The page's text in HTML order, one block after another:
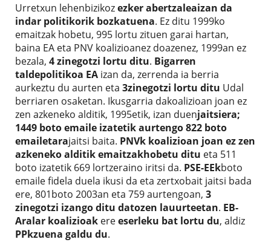
Urretxun lehenbizikozezker abertzaleaizan da
indar politikorik bozkatuena. Ez ditu 1999ko
emaitzak hobetu, 995 lortu zituen garai hartan,
baina EA eta PNV koalizioanez doazenez, 1999an ez
bezala, 4 zinegotzi lortu ditu. Bigarren
taldepolitikoa EAizan da, zerrenda ia berria
aurkeztu du aurten eta 3zinegotzi lortu ditu Udal
berriaren osaketan. Ikusgarria dakoalizioan joan ez
zen azkeneko alditik, 1995etik, izan duenjaitsiera;
1449 boto emaile izatetik aurtengo 822 boto
emailetarajaitsi baita. PNVk koalizioan joan ez zen
azkeneko alditik emaitzakhobetu ditu eta 511
boto izatetik 669 lortzeraino iritsi da. PSE-EEkboto
emaile fidela duela ikusi da eta zertxobait jaitsi bada
ere, 801boto 2003an eta 759 aurtengoan, 3
zinegotzi izango ditu datozen lauurteetan. EB-
Aralar koalizioakereeserleku bat lortu du, aldiz
PPkzuena galdu du.